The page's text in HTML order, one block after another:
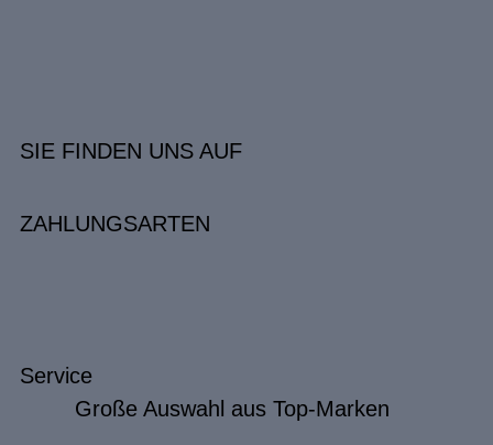
SIE FINDEN UNS AUF
ZAHLUNGSARTEN
Service
Große Auswahl aus Top-Marken